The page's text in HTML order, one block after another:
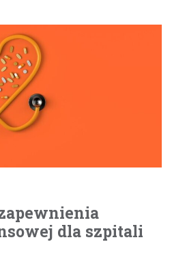
dla szpitali